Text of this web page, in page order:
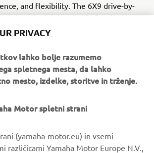
and flexibility. The 6X9 drive-by-
throttle unit is suitable for single and
and now features an integral start-stop
up more space.
PRIVACY
lahko bolje razumemo
spletnega mesta, da lahko
mesto, izdelke, storitve in trženje.
Motor spletni strani
(yamaha-motor.eu) in vsemi
različicami Yamaha Motor Europe N.V.,